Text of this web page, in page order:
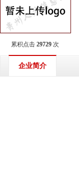
累积点击 29729 次
企业简介